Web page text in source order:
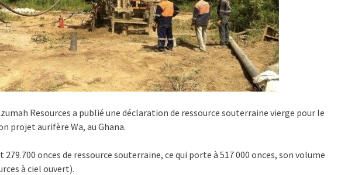
Resources a publié une déclaration de ressource souterraine vierge pour le
projet aurifère Wa, au Ghana.
onces de ressource souterraine, ce qui porte à 517 000 onces, son volume
à ciel ouvert).